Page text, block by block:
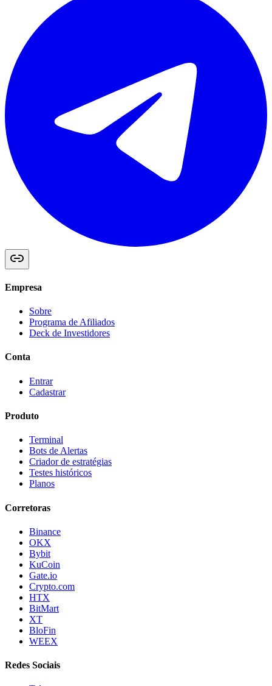
Empresa
Sobre
Programa de Afiliados
Deck de Investidores
Conta
Entrar
Cadastrar
Produto
Terminal
Bots de Alertas
Criador de estratégias
Testes históricos
Planos
Corretoras
Binance
OKX
Bybit
KuCoin
Gate.io
Crypto.com
HTX
BitMart
XT
BloFin
WEEX
Redes Sociais